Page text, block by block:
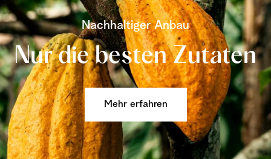
Nachhaltiger Anbau
Nur die besten Zutaten
Mehr erfahren